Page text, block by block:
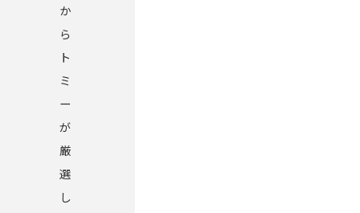
か
ら
ト
ミ
ー
が
厳
選
し